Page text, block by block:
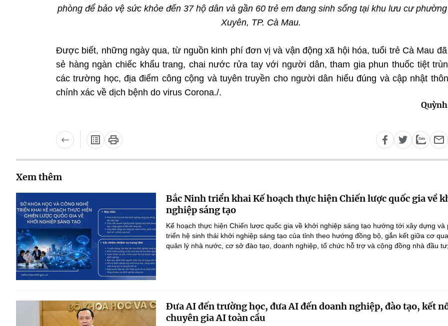
phòng để bảo vệ sức khỏe đến 37 hộ dân và gần 60 trẻ em đang sinh sống tại khu lưu cư
Xuyên, TP. Cà Mau.
Được biết, những ngày qua, từ nguồn kinh phí đơn vị và vận động xã hội hóa, tuổi trẻ Cà Mau
sẻ hàng ngàn chiếc khẩu trang, chai nước rửa tay với người dân, tham gia phun thuốc tiệt
các trường học, địa điểm công cộng và tuyên truyền cho người dân hiểu đúng và cập nhật
chính xác về dịch bệnh do virus Corona./.
Xem thêm
Bắc Ninh triển khai Kế hoạch thực hiện Chiến lược quốc gia về
nghiệp sáng tạo
Kế hoạch thực hiện Chiến lược quốc gia về khởi nghiệp sáng tạo hướng tới xây dựng và
triển hệ sinh thái khởi nghiệp sáng tạo của tỉnh theo hướng đồng bộ, gắn kết giữa cơ
quản lý nhà nước, cơ sở đào tạo, doanh nghiệp, tổ chức hỗ trợ và cộng đồng nhà đầu
Đưa AI đến trường học, đưa AI đến doanh nghiệp, đào tạo, kết
chuyên gia AI toàn cầu